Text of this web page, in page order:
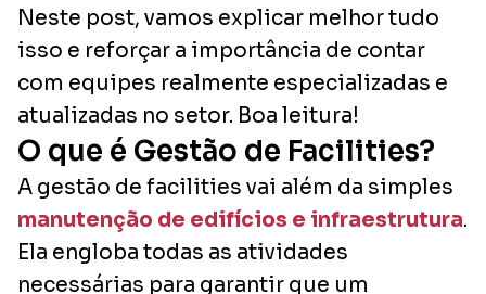
Neste post, vamos explicar melhor tudo
isso e reforçar a importância de contar
com equipes realmente especializadas e
atualizadas no setor. Boa leitura!
O que é Gestão de Facilities?
A gestão de facilities vai além da simples
manutenção de edifícios e infraestrutura.
Ela engloba todas as atividades
necessárias para garantir que um